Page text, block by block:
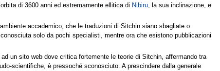
di 3600 anni ed estremamente ellitica di Nibiru , la sua inclinazione, e
accademico, che le traduzioni di Sitchin siano sbagliate o
solo da pochi specialisti, mentre ora che esistono pubblicazioni
un sito web dove critica fortemente le teorie di Sitchin, affermando tra
scientifiche, è pressoché sconosciuto. A prescindere dalla generale